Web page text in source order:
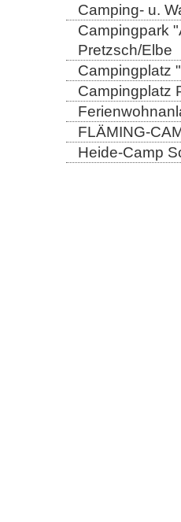
Camping- u.
Campingpark
Pretzsch/Elbe
Campingplatz
Campingplatz
FLÄMING-
Heide-Camp